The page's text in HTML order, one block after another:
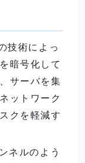
技術によっ
暗号化して
サーバを集
ットワーク
クを軽減す
ネルのよう